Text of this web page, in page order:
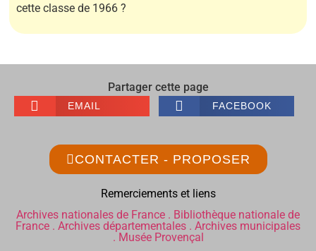
cette classe de 1966 ?
Partager cette page
EMAIL FACEBOOK
CONTACTER - PROPOSER
Remerciements et liens
Archives nationales de France . Bibliothèque nationale de
France . Archives départementales . Archives municipales
. Musée Provençal